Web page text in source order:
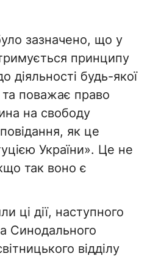
зазначено, що у
принципу
діяльності будь-якої
та поважає право
на свободу
як це
України». Це не
так воно є
ці дії, наступного
Синодального
відділу